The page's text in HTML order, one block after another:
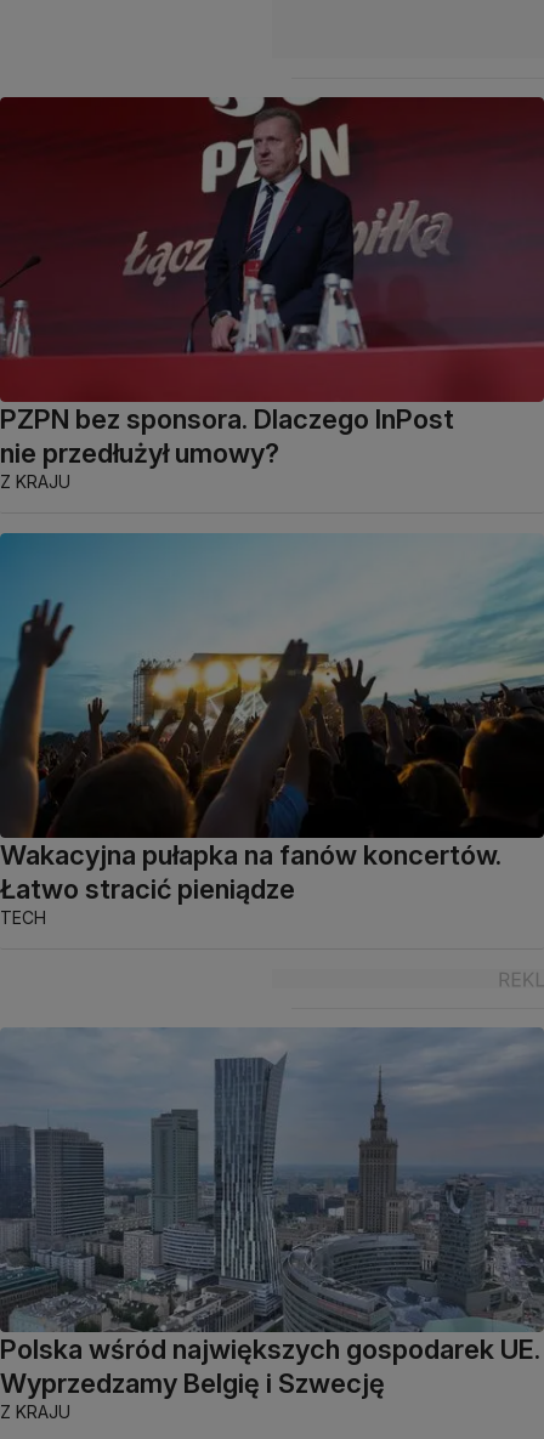
PZPN bez sponsora. Dlaczego InPost
nie przedłużył umowy?
Z KRAJU
Wakacyjna pułapka na fanów koncertów.
Łatwo stracić pieniądze
TECH
Polska wśród największych gospodarek UE.
Wyprzedzamy Belgię i Szwecję
Z KRAJU